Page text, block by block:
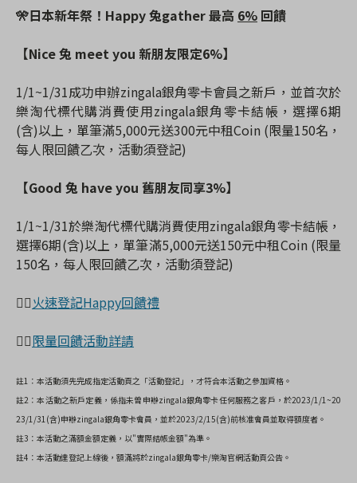
🎌日本新年祭！Happy 兔gather 最高 6% 回饋
【Nice 兔 meet you 新朋友限定6%】
1/1~1/31成功申辦zingala銀角零卡會員之新戶，並首次於
樂淘代標代購消費使用zingala銀角零卡結帳， 選擇6期
(含)以上，單筆滿5,000元送300元中租Coin (限量150名，
每人限回饋乙次，活動須登記)
【Good 兔 have you 舊朋友同享3%】
1/1~1/31於樂淘代標代購消費使用zingala銀角零卡結帳，
選擇6期(含)以上，單筆滿5,000元送150元中租Coin (限量
150名，每人限回饋乙次，活動須登記)
👉🏻火速登記Happy回饋禮
👉🏻限量回饋活動詳請
註1：本活動須先完成指定活動頁之「活動登記」，才符合本活動之參加資格。
註2：本活動之新戶定義，係指未曾申辦zingala銀角零卡任何服務之客戶，於2023/1/1~20
23/1/31(含)申辦zingala銀角零卡會員，並於2023/2/15(含)前核准會員並取得額度者。
註3：本活動之滿額金額定義，以"實際結帳金額"為準。
註4：本活動達登記上線後，額滿將於zingala銀角零卡/樂淘官網活動頁公告。